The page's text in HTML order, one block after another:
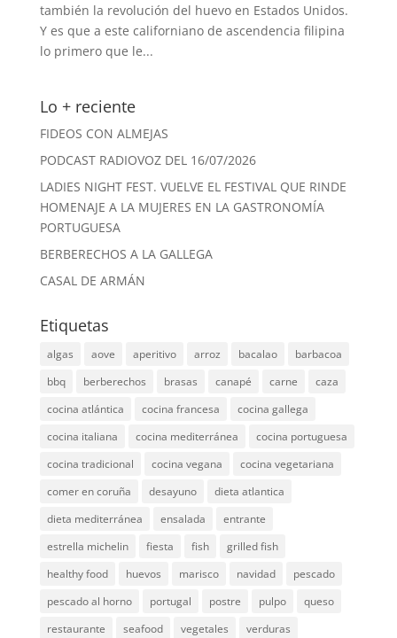
también la revolución del huevo en Estados Unidos.
Y es que a este californiano de ascendencia filipina
lo primero que le...
Lo + reciente
FIDEOS CON ALMEJAS
PODCAST RADIOVOZ DEL 16/07/2026
LADIES NIGHT FEST. VUELVE EL FESTIVAL QUE RINDE
HOMENAJE A LA MUJERES EN LA GASTRONOMÍA
PORTUGUESA
BERBERECHOS A LA GALLEGA
CASAL DE ARMÁN
Etiquetas
algas aove aperitivo arroz bacalao
barbacoa
bbq
berberechos brasas canapé carne
caza
cocina atlántica
cocina francesa
cocina gallega
cocina italiana
cocina mediterránea
cocina portuguesa
cocina tradicional
cocina vegana
cocina vegetariana
comer en coruña
desayuno
dieta atlantica
dieta mediterránea
ensalada
entrante
estrella michelin
fiesta fish
grilled fish
healthy food
huevos marisco navidad
pescado
pescado al horno
portugal postre pulpo
queso
restaurante
seafood vegetales verduras